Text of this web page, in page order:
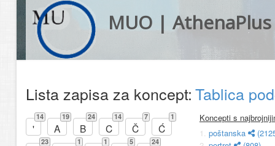
MUO | AthenaPlus
Lista zapisa za koncept:Tablica
'
14
A
19
B
24
C
14
Č
7
Ć
1
23 1 1 5 24
Koncepti s
1. poštanska